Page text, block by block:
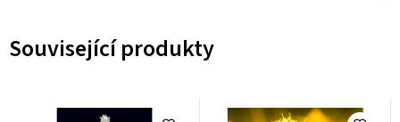
Související produkty